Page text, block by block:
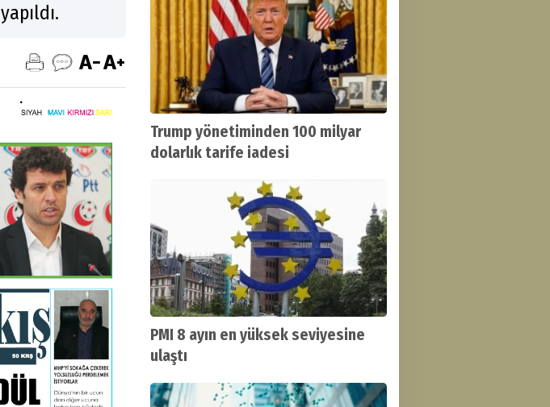
Trump yönetiminden 100 milyar
dolarlık tarife iadesi
PMI 8 ayın en yüksek seviyesine
ulaştı